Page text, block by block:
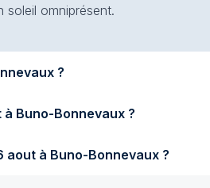
soleil omniprésent.
Bonnevaux ?
samedi 15 aout à Buno-Bonnevaux ?
prochain dimanche 16 aout à Buno-Bonnevaux ?